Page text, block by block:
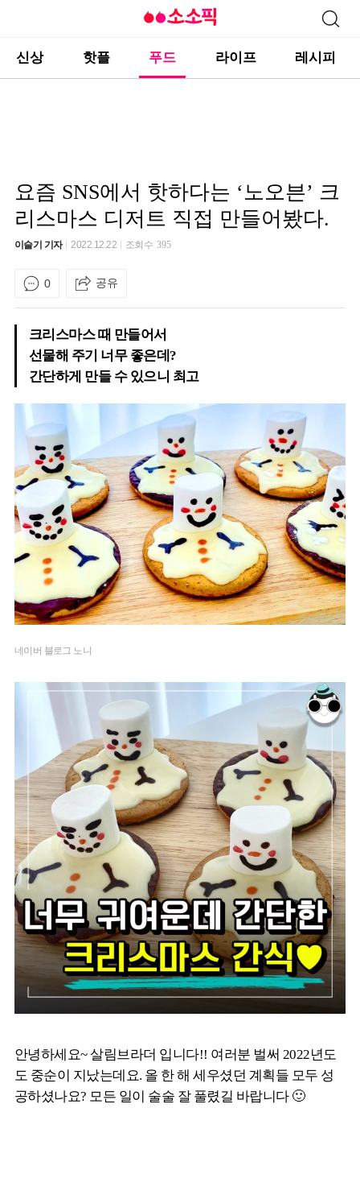
신상 핫플 푸드 라이프 레시피
요즘 SNS에서 핫하다는 ‘노오븐’ 크
리스마스 디저트 직접 만들어봤다.
이슬기 기자 2022.12.22 조회수395
0 공유
크리스마스 때 만들어서
선물해 주기 너무 좋은데?
간단하게 만들 수 있으니 최고
네이버 블로그 노니
안녕하세요~ 살림브라더 입니다!! 여러분 벌써 2022년도
도 중순이 지났는데요. 올 한 해 세우셨던 계획들 모두 성
공하셨나요? 모든 일이 술술 잘 풀렸길 바랍니다 🙂